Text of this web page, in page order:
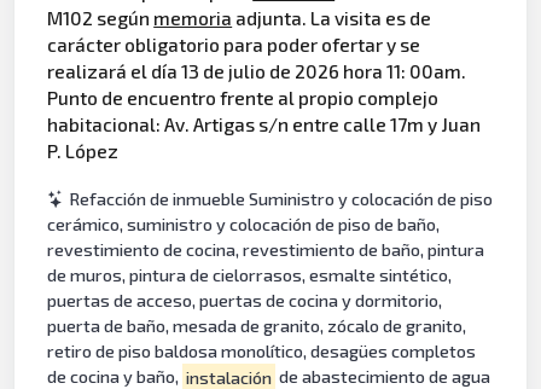
M102 según memoria adjunta. La visita es de
carácter obligatorio para poder ofertar y se
realizará el día 13 de julio de 2026 hora 11: 00am.
Punto de encuentro frente al propio complejo
habitacional: Av. Artigas s/n entre calle 17m y Juan
P. López
Refacción de inmueble Suministro y colocación de piso
cerámico, suministro y colocación de piso de baño,
revestimiento de cocina, revestimiento de baño, pintura
de muros, pintura de cielorrasos, esmalte sintético,
puertas de acceso, puertas de cocina y dormitorio,
puerta de baño, mesada de granito, zócalo de granito,
retiro de piso baldosa monolítico, desagües completos
de cocina y baño, instalación de abastecimiento de agua